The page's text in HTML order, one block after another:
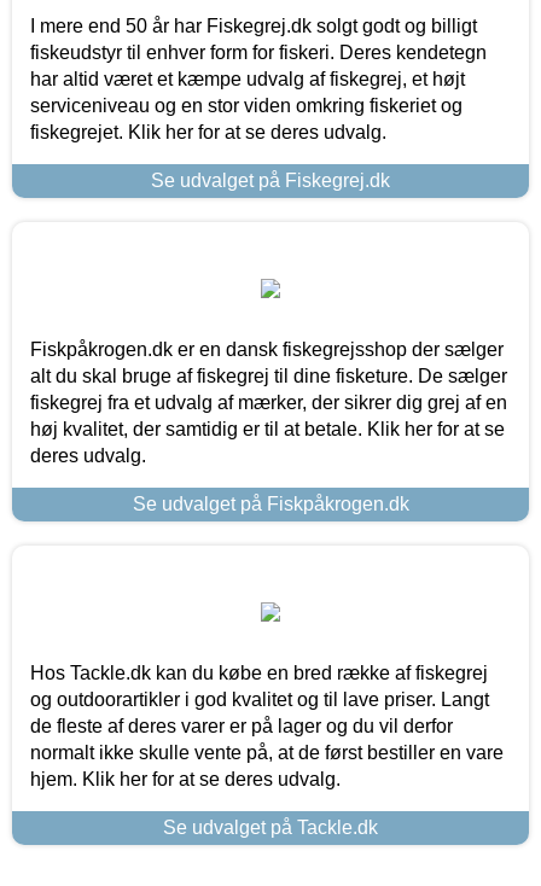
I mere end 50 år har Fiskegrej.dk solgt godt og billigt
fiskeudstyr til enhver form for fiskeri. Deres kendetegn
har altid været et kæmpe udvalg af fiskegrej, et højt
serviceniveau og en stor viden omkring fiskeriet og
fiskegrejet. Klik her for at se deres udvalg.
Se udvalget på Fiskegrej.dk
Fiskpåkrogen.dk er en dansk fiskegrejsshop der sælger
alt du skal bruge af fiskegrej til dine fisketure. De sælger
fiskegrej fra et udvalg af mærker, der sikrer dig grej af en
høj kvalitet, der samtidig er til at betale. Klik her for at se
deres udvalg.
Se udvalget på Fiskpåkrogen.dk
Hos Tackle.dk kan du købe en bred række af fiskegrej
og outdoorartikler i god kvalitet og til lave priser. Langt
de fleste af deres varer er på lager og du vil derfor
normalt ikke skulle vente på, at de først bestiller en vare
hjem. Klik her for at se deres udvalg.
Se udvalget på Tackle.dk